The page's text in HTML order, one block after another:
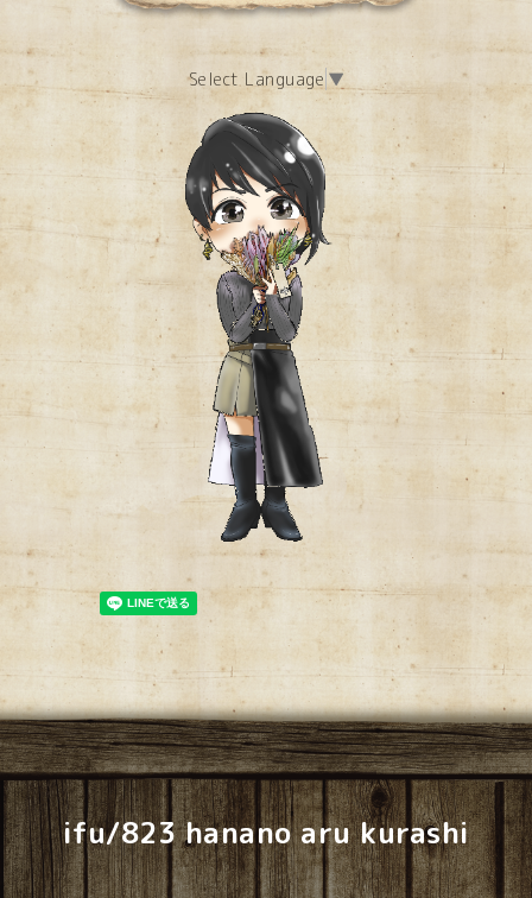
Select Language ▼
ifu/823 hanano aru kurashi